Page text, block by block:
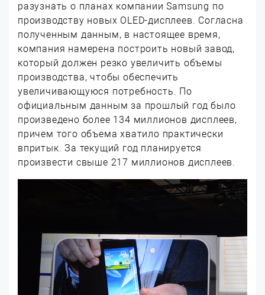
разузнать о планах компании Samsung по
производству новых OLED-дисплеев. Согласна
полученным данным, в настоящее время,
компания намерена построить новый завод,
который должен резко увеличить объемы
производства, чтобы обеспечить
увеличивающуюся потребность. По
официальным данным за прошлый год было
произведено более 134 миллионов дисплеев,
причем того объема хватило практически
впритык. За текущий год планируется
произвести свыше 217 миллионов дисплеев.